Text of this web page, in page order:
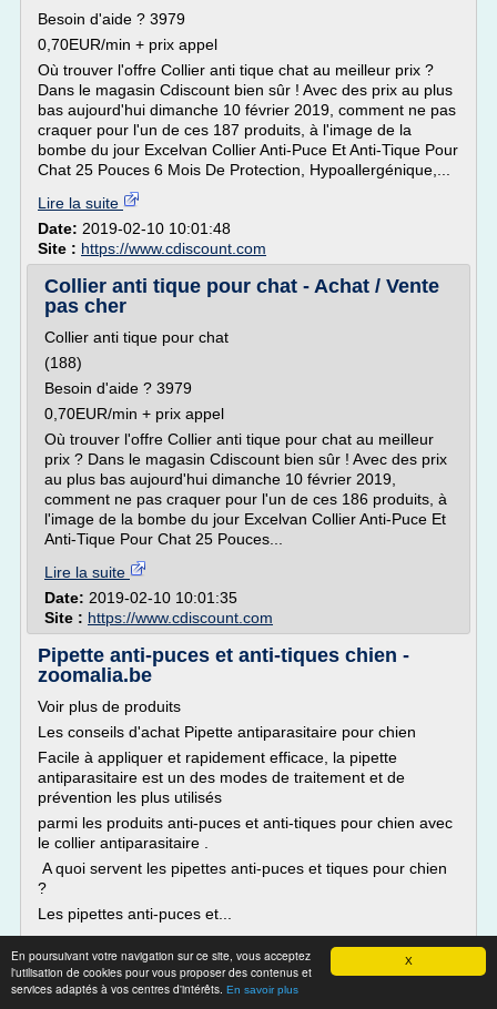
X
En poursuivant votre navigation sur ce site, vous acceptez
l'utilisation de cookies pour vous proposer des contenus et
services adaptés à vos centres d'intérêts. En savoir plus
Besoin d'aide ? 3979
0,70EUR/min + prix appel
Où trouver l'offre Collier anti tique chat au meilleur prix ?
Dans le magasin Cdiscount bien sûr ! Avec des prix au plus
bas aujourd'hui dimanche 10 février 2019, comment ne pas
craquer pour l'un de ces 187 produits, à l'image de la
bombe du jour Excelvan Collier Anti-Puce Et Anti-Tique Pour
Chat 25 Pouces 6 Mois De Protection, Hypoallergénique,...
Lire la suite
Date: 2019-02-10 10:01:48
Site : https://www.cdiscount.com
Collier anti tique pour chat - Achat / Vente
pas cher
Collier anti tique pour chat
(188)
Besoin d'aide ? 3979
0,70EUR/min + prix appel
Où trouver l'offre Collier anti tique pour chat au meilleur
prix ? Dans le magasin Cdiscount bien sûr ! Avec des prix
au plus bas aujourd'hui dimanche 10 février 2019,
comment ne pas craquer pour l'un de ces 186 produits, à
l'image de la bombe du jour Excelvan Collier Anti-Puce Et
Anti-Tique Pour Chat 25 Pouces...
Lire la suite
Date: 2019-02-10 10:01:35
Site : https://www.cdiscount.com
Pipette anti-puces et anti-tiques chien -
zoomalia.be
Voir plus de produits
Les conseils d'achat Pipette antiparasitaire pour chien
Facile à appliquer et rapidement efficace, la pipette
antiparasitaire est un des modes de traitement et de
prévention les plus utilisés
parmi les produits anti-puces et anti-tiques pour chien avec
le collier antiparasitaire .
A quoi servent les pipettes anti-puces et tiques pour chien
?
Les pipettes anti-puces et...
Site :https://www.zoomalia.be